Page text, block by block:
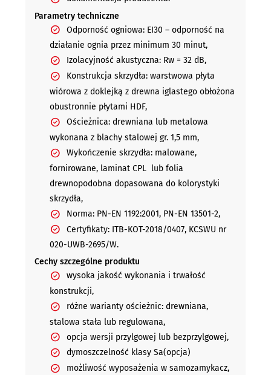
Parametry techniczne
Odporność ogniowa: EI30 – odporność na
działanie ognia przez minimum 30 minut,
Izolacyjność akustyczna: Rw = 32 dB,
Konstrukcja skrzydła: warstwowa płyta
wiórowa z doklejką z drewna iglastego obłożona
obustronnie płytami HDF,
Ościeżnica: drewniana lub metalowa
wykonana z blachy stalowej gr. 1,5 mm,
Wykończenie skrzydła: malowane,
fornirowane, laminat CPL lub folia
drewnopodobna dopasowana do kolorystyki
skrzydła,
Norma: PN-EN 1192:2001, PN-EN 13501-2,
Certyfikaty: ITB-KOT-2018/0407, KCSWU nr
020-UWB-2695/W.
Cechy szczególne produktu
wysoka jakość wykonania i trwałość
konstrukcji,
różne warianty ościeżnic: drewniana,
stalowa stała lub regulowana,
opcja wersji przylgowej lub bezprzylgowej,
dymoszczelność klasy Sa(opcja)
możliwość wyposażenia w samozamykacz,